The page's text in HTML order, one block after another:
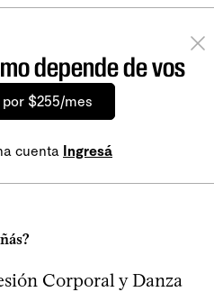
depende de vos
$255/mes
cuenta Ingresá
Corporal y Danza